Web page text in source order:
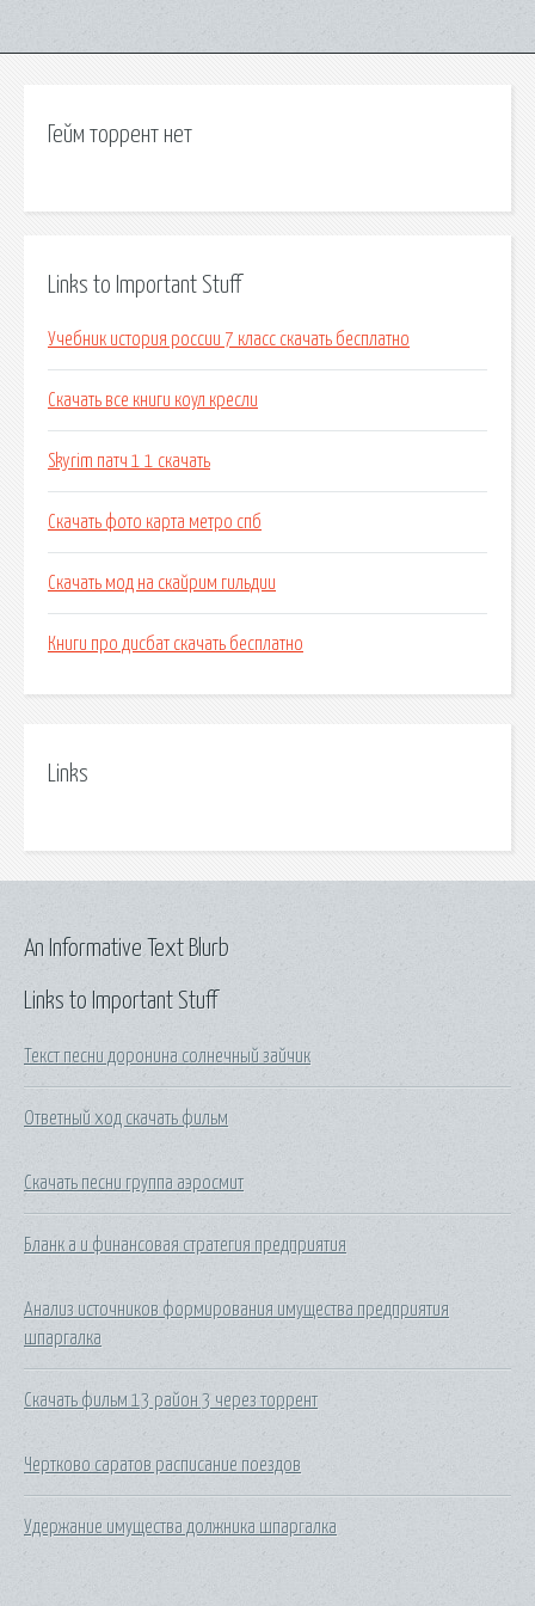
Гейм торрент нет
Links to Important Stuff
Учебник история россии 7 класс скачать бесплатно
Скачать все книги коул кресли
Skyrim патч 1 1 скачать
Скачать фото карта метро спб
Скачать мод на скайрим гильдии
Книги про дисбат скачать бесплатно
Links
Links to Important Stuff
Текст песни доронина солнечный зайчик
Ответный ход скачать фильм
Скачать песни группа аэросмит
Бланк а и финансовая стратегия предприятия
Анализ источников формирования имущества предприятия
шпаргалка
Скачать фильм 13 район 3 через торрент
Чертково саратов расписание поездов
Удержание имущества должника шпаргалка
An Informative Text Blurb